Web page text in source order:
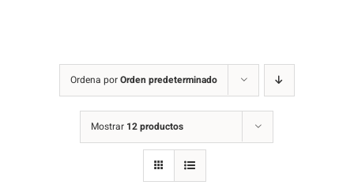
Ordena porOrden predeterminado
Mostrar 12 productos